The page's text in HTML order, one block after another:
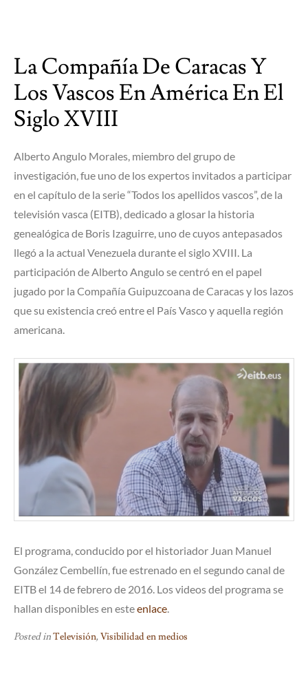
La Compañía De Caracas Y
Los Vascos En América En El
Siglo XVIII
Alberto Angulo Morales, miembro del grupo de
investigación, fue uno de los expertos invitados a participar
en el capítulo de la serie “Todos los apellidos vascos”, de la
televisión vasca (EITB), dedicado a glosar la historia
genealógica de Boris Izaguirre, uno de cuyos antepasados
llegó a la actual Venezuela durante el siglo XVIII. La
participación de Alberto Angulo se centró en el papel
jugado por la Compañía Guipuzcoana de Caracas y los lazos
que su existencia creó entre el País Vasco y aquella región
americana.
El programa, conducido por el historiador Juan Manuel
González Cembellín, fue estrenado en el segundo canal de
EITB el 14 de febrero de 2016. Los videos del programa se
hallan disponibles en esteenlace.
Posted inTelevisión,Visibilidad en medios